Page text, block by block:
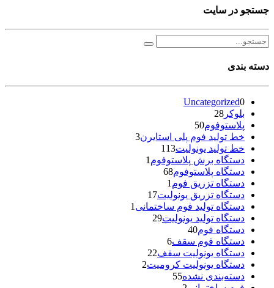
جستجو در سایت
دسته بندی
Uncategorized0
بلوکر 28
پلاستوفوم50
خط تولید فوم پلی استایرن3
خط تولید یونولیت113
دستگاه برش پلاستوفوم 1
دستگاه پلاستوفوم68
دستگاه تزریق فوم 1
دستگاه تزریق یونولیت17
دستگاه تولید فوم ساختمانی 1
دستگاه تولید یونولیت29
دستگاه فوم40
دستگاه فوم سقف6
دستگاه یونولیت سقف22
دستگاه یونولیت کرومیت2
دسته‌بندی نشده55